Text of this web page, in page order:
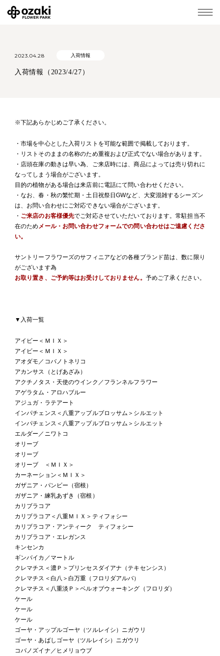
2023.04.28 入荷情報
入荷情報（2023/4/27）
※下記あらかじめご了承ください。
・市場を中心とした入荷リストを可能な範囲で掲載しております。
・リストそのままの名称のため重複および正式でない場合があります。
・店頭在庫の動きは早い為、ご来店時には、商品によっては売り切れに
なってしまう場合がございます。
目的の植物がある場合は来店前に電話にて問い合わせください。
・なお、春・秋の繁忙期・土日祝祭日GWなど、大変混雑するシーズン
は、お問い合わせにご対応できない場合がございます。
・ ご来店のお客様優先でご対応させていただいております。常駐担当不
在のため メール・お問い合わせフォームでの問い合わせはご遠慮くださ
い。
サントリーフラワーズのサフィニアなどの各種ブランド苗は、数に限り
がございます為
お取り置き、ご予約等はお受けしておりません。 予めご了承ください。
▼入荷一覧
アイビー＜ＭＩＸ＞
アイビー＜ＭＩＸ＞
アオダモ／コバノトネリコ
アカンサス（とげあざみ）
アクチノタス・天使のウインク／フランネルフラワー
アゲラタム・アロハブルー
アジュガ・ラテアート
インパチェンス＜八重アップルブロッサム＞シルエット
インパチェンス＜八重アップルブロッサム＞シルエット
エルダー／ニワトコ
オリーブ
オリーブ
オリーブ ＜ＭＩＸ＞
カーネーション＜ＭＩＸ＞
ガザニア・パンビー（宿根）
ガザニア・練乳あずき（宿根）
カリブラコア
カリブラコア＜八重ＭＩＸ＞ティフォシー
カリブラコア・アンティーク ティフォシー
カリブラコア・エレガンス
キンセンカ
ギンバイカ／マートル
クレマチス＜濃Ｐ＞プリンセスダイアナ（テキセンシス）
クレマチス＜白八＞白万重（フロリダアルバ）
クレマチス＜八重淡Ｐ＞ベルオブウォーキング（フロリダ）
ケール
ケール
ケール
ゴーヤ・アップルゴーヤ（ツルレイシ）ニガウリ
ゴーヤ・あばしゴーヤ（ツルレイシ）ニガウリ
コバノズイナ／ヒメリョウブ